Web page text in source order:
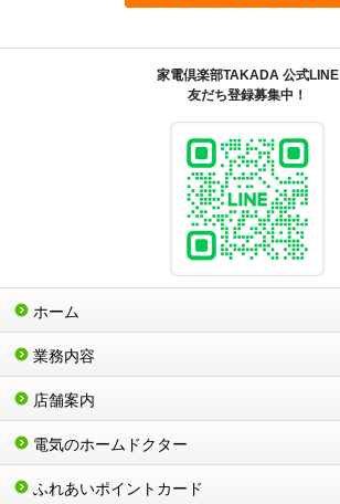
ホーム
業務内容
店舗案内
電気のホームドクター
ふれあいポイントカード
家電倶楽部TAKADA 公式LINE
友だち登録募集中！